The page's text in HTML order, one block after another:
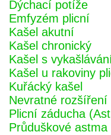
Dýchací potíže
Emfyzém plicní
Kašel akutní
Kašel chronický
Kašel s
Kašel u rakoviny
Kuřácký kašel
Nevratné rozšíření
Plicní záducha
Průduškové